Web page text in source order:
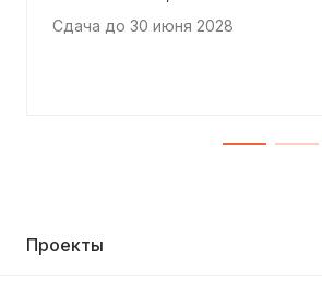
Сдача до 30 июня 2028
Проекты